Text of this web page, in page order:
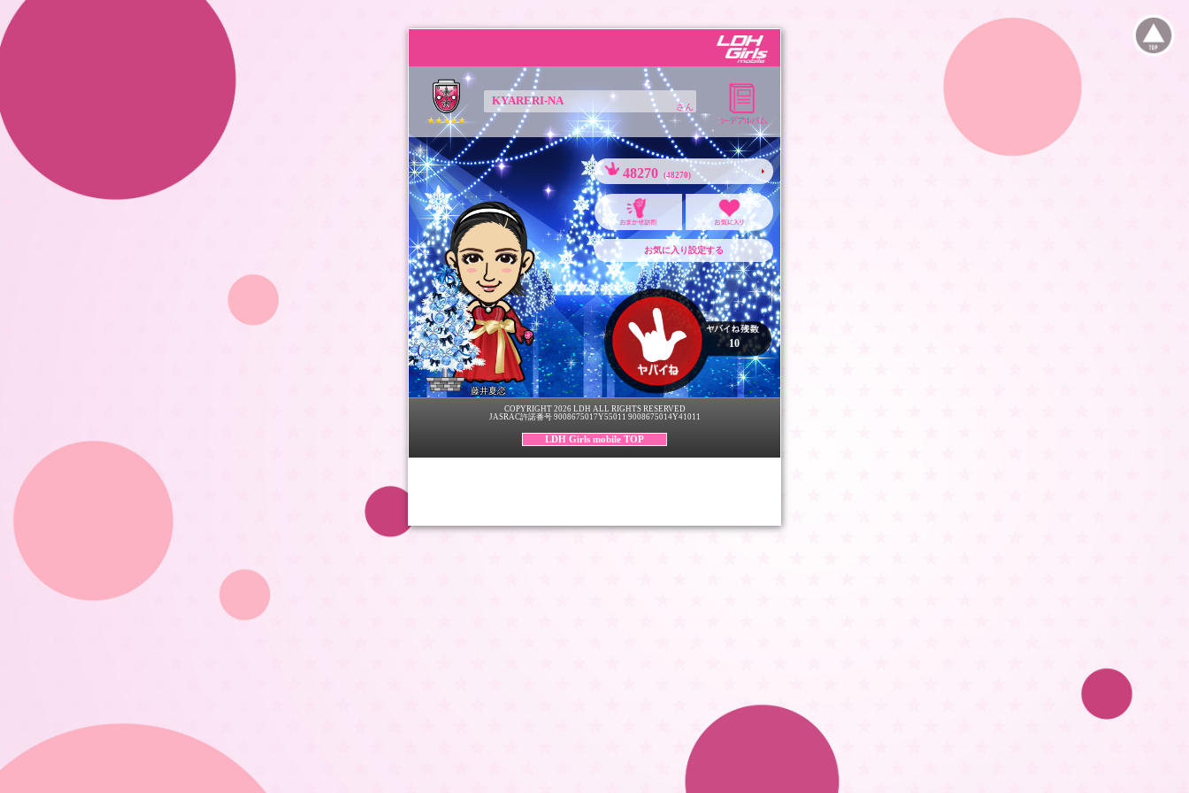
KYARERI-NA さん
藤井夏恋
48270 (48270)
お気に入り設定する
10
COPYRIGHT 2026 LDH ALL RIGHTS RESERVED
JASRAC許諾番号 9008675017Y55011 9008675014Y41011
LDH Girls mobile TOP